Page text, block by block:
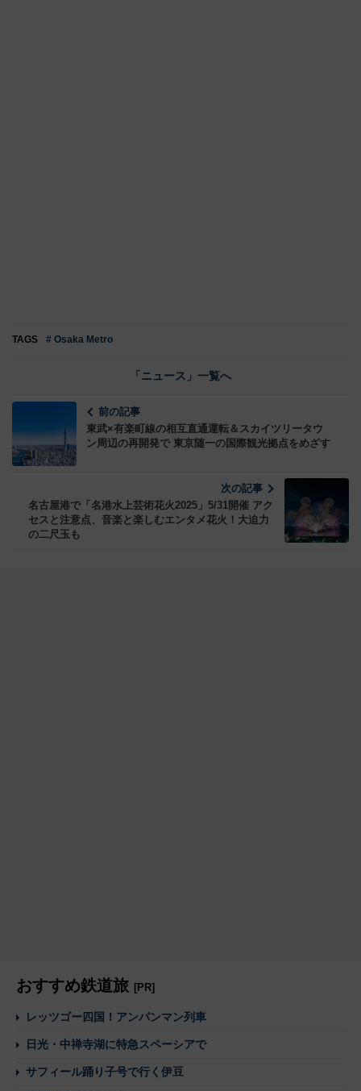
TAGS # Osaka Metro
「ニュース」一覧へ
前の記事
東武×有楽町線の相互直通運転＆スカイツリータウ
ン周辺の再開発で 東京随一の国際観光拠点をめざす
次の記事
名古屋港で「名港水上芸術花火2025」5/31開催 アク
セスと注意点、音楽と楽しむエンタメ花火！大迫力
の二尺玉も
おすすめ鉄道旅 [PR]
レッツゴー四国！アンパンマン列車
日光・中禅寺湖に特急スペーシアで
サフィール踊り子号で行く伊豆